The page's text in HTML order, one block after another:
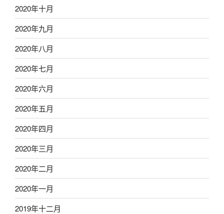
2020年十月
2020年九月
2020年八月
2020年七月
2020年六月
2020年五月
2020年四月
2020年三月
2020年二月
2020年一月
2019年十二月